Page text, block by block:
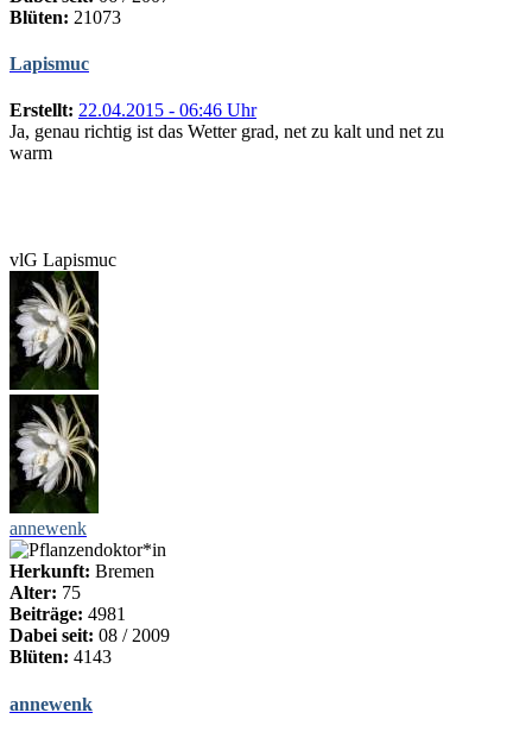
Blüten: 21073
Lapismuc
Erstellt: 22.04.2015 - 06:46 Uhr
Ja, genau richtig ist das Wetter grad, net zu kalt und net zu
warm
vlG Lapismuc
annewenk
Herkunft: Bremen
Alter: 75
Beiträge: 4981
Dabei seit: 08 / 2009
Blüten: 4143
annewenk